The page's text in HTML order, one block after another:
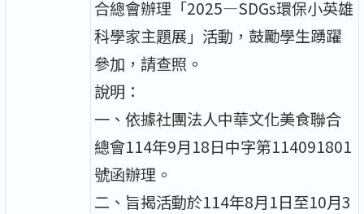
合總會辦理「2025—SDGs環保小英雄
科學家主題展」活動，鼓勵學生踴躍
參加，請查照。
說明：
一、依據社團法人中華文化美食聯合
總會114年9月18日中字第114091801
號函辦理。
二、旨揭活動於114年8月1日至10月3